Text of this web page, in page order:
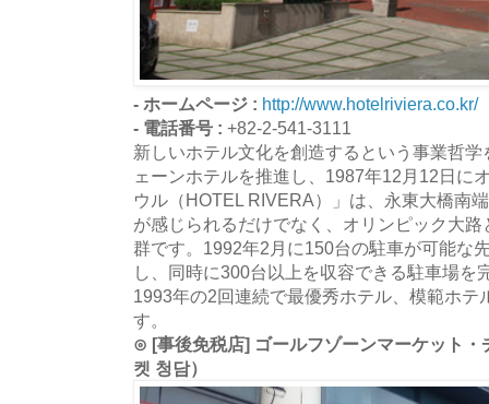
- ホームページ : http://www.hotelriviera.co.kr/
- 電話番号 : +82-2-541-3111
新しいホテル文化を創造するという事業哲
ェーンホテルを推進し、1987年12月12日に
ウル（HOTEL RIVERA）」は、永東大橋南
が感じられるだけでなく、オリンピック大
群です。1992年2月に150台の駐車が可能な
し、同時に300台以上を収容できる駐車場を
1993年の2回連続で最優秀ホテル、模範ホテ
す。
⊙ [事後免税店] ゴールフゾーンマーケット・
켓 청담）